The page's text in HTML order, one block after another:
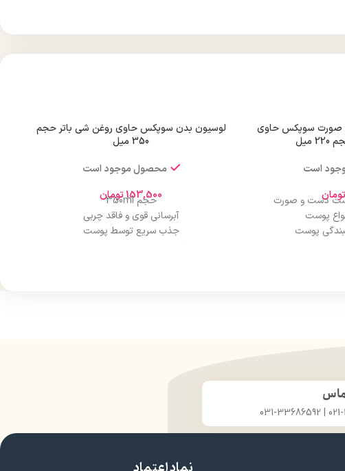
صورت سوپکس حاوی
است
توماندست و صورت
پوست
پوست
لوسیون بدن سوپکس حاوی روغن شی باتر حجم
350 میل
محصول موجود است
153,500تومان
حجم 350ml
آبرسانی قوی و فاقد چربی
جذب سریع توسط پوست
021-